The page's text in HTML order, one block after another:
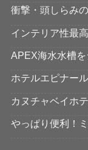
衝撃・頭しらみ
インテリア性最
APEX海水水槽
ホテルエピナー
カヌチャベイホ
やっぱり便利！